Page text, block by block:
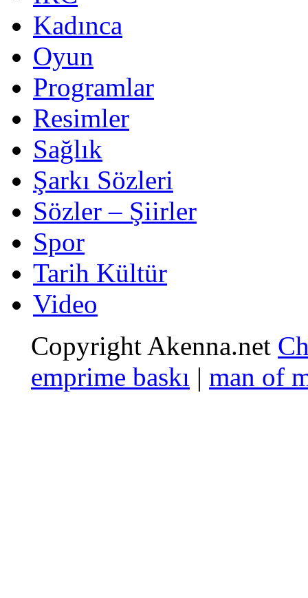
Kadınca
Oyun
Programlar
Resimler
Sağlık
Şarkı Sözleri
Sözler – Şiirler
Spor
Tarih Kültür
Video
Copyright Akenna.net
emprime baskı | man of